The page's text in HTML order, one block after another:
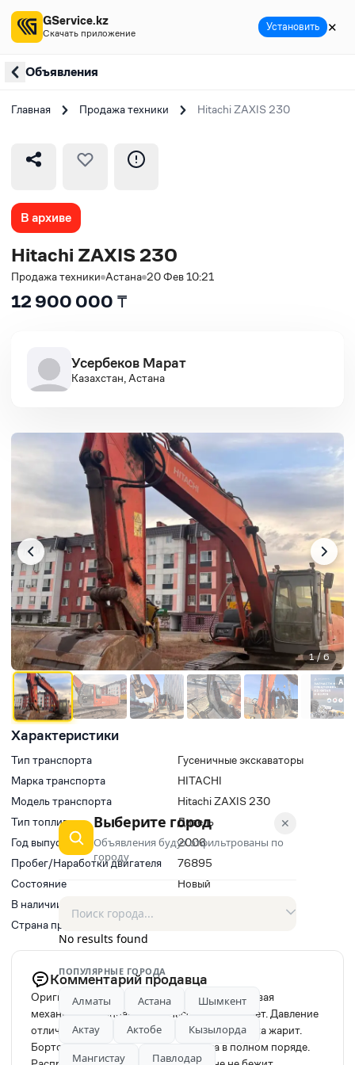
Объявления
Главная Продажа техники Hitachi ZAXIS 230
В архиве
Hitachi ZAXIS 230
Продажа техники Астана 20 Фев 10:21
12 900 000 ₸
Усербеков Марат
Казахстан, Астана
Характеристики
Тип транспорта
Гусеничные экскаваторы
Марка транспорта
HITACHI
Модель транспорта
Hitachi ZAXIS 230
Тип топлива
Дизель
Год выпуска
2006
Пробег/Наработки двигателя
76895
Состояние
Новый
В наличии
Страна производитель
1 / 6
AD
Комментарий продавца
Оригинальная японская сборка. Неприхотливая
механическая аппаратура. Насос 100% гребет. Давление
отличное, джойстик послушный. Родная печка жарит.
Бортовая, звездочки, катки и гусянка в полном поряде.
GService.kz
Скачать приложение Установить ✕
✕
Выберите город
Объявления будут отфильтрованы по
городу
No results found
ПОПУЛЯРНЫЕ ГОРОДА
Алматы Астана
Шымкент
Актау
Актобе
Кызылорда
Мангистау
Павлодар